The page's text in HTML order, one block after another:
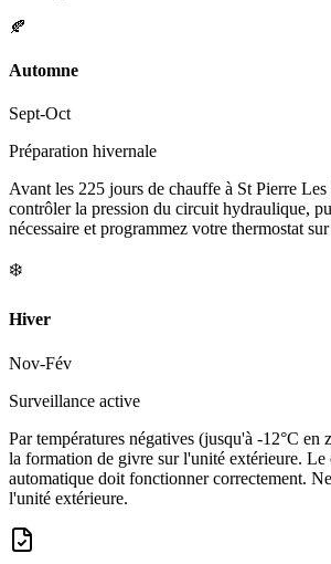
🍂
Automne
Sept-Oct
Préparation hivernale
Avant les 225 jours de chauffe à St Pierre
contrôler la pression du circuit hydraulique,
nécessaire et programmez votre thermostat
❄️
Hiver
Nov-Fév
Surveillance active
Par températures négatives (jusqu'à -12°C
la formation de givre sur l'unité extérieure. Le
automatique doit fonctionner correctement.
l'unité extérieure.